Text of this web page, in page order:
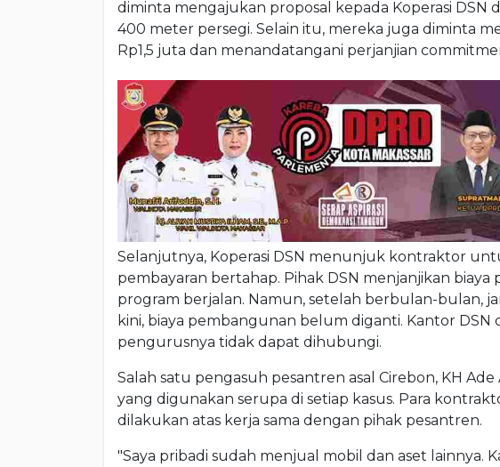
diminta mengajukan proposal kepada Koperasi DSN
400 meter persegi. Selain itu, mereka juga diminta
Rp1,5 juta dan menandatangani perjanjian
Selanjutnya, Koperasi DSN menunjuk kontraktor
pembayaran bertahap. Pihak DSN menjanjikan
program berjalan. Namun, setelah berbulan-bulan,
kini, biaya pembangunan belum diganti. Kantor
pengurusnya tidak dapat dihubungi.
Salah satu pengasuh pesantren asal Cirebon, KH
yang digunakan serupa di setiap kasus. Para
dilakukan atas kerja sama dengan pihak pesantren.
"Saya pribadi sudah menjual mobil dan aset lainnya.